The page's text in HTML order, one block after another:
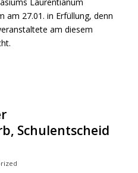
am 27.01. in Erfüllung, denn
am diesem
Schulentscheid